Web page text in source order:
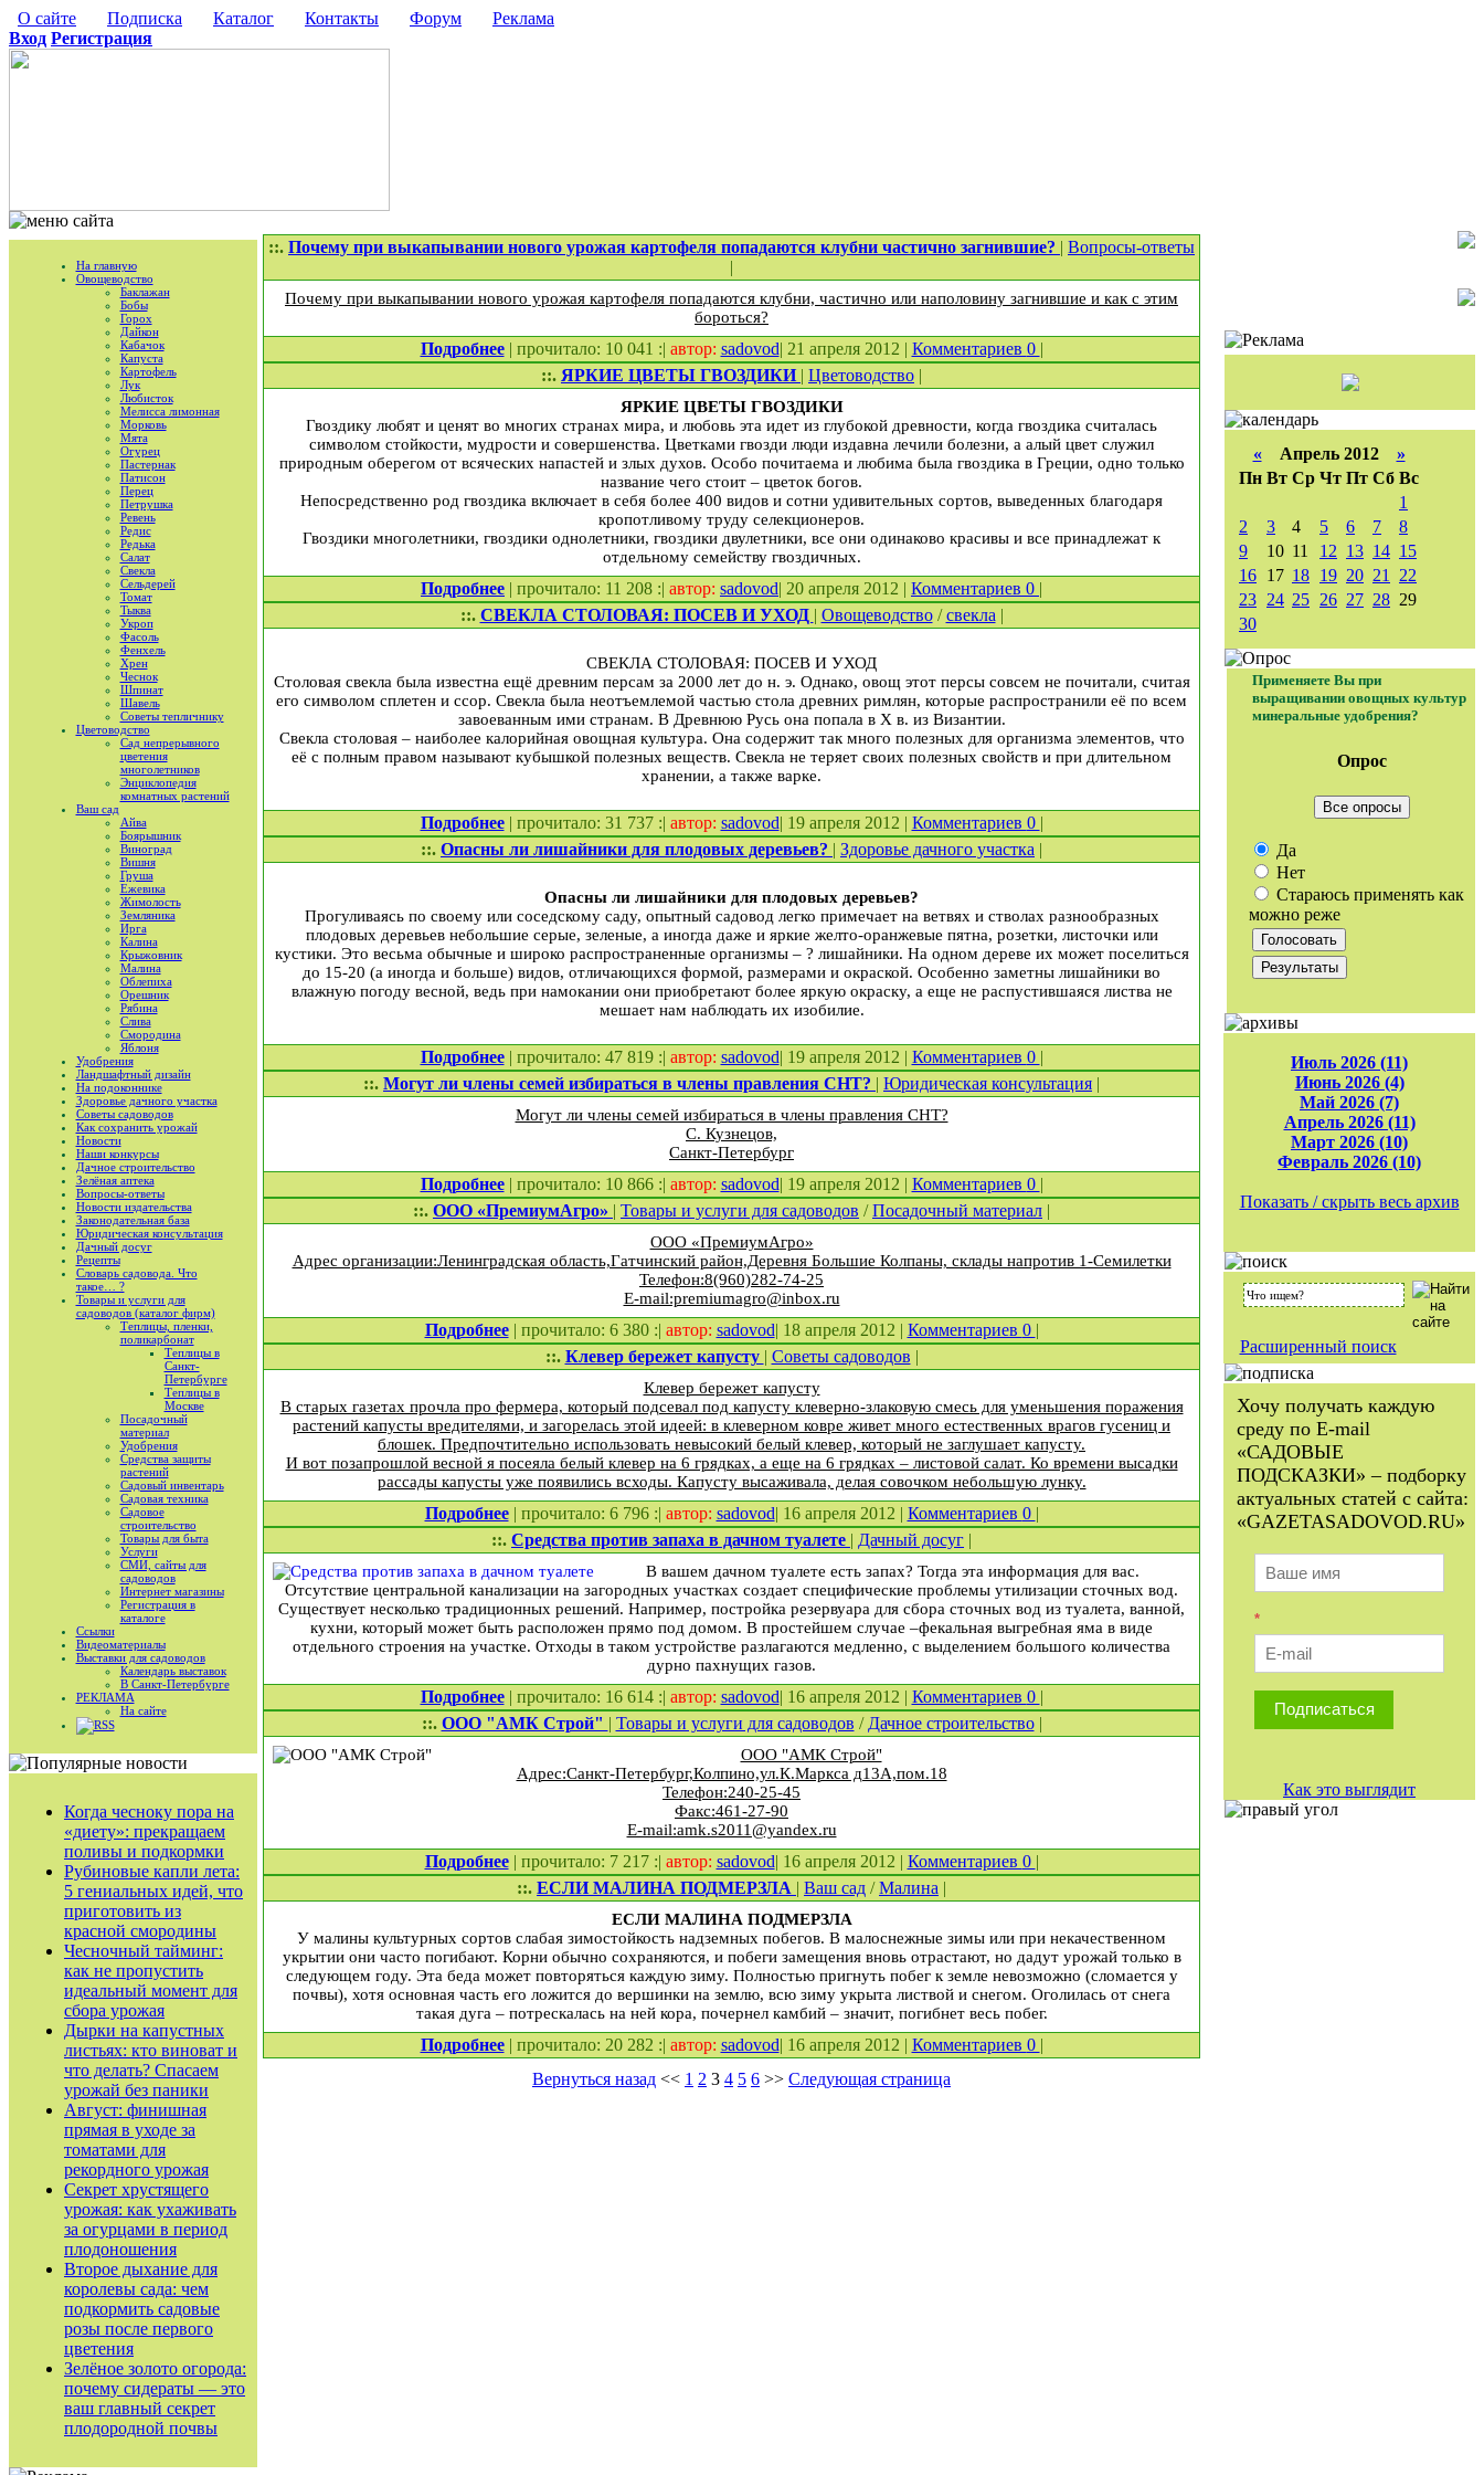
О сайте Подписка Каталог Контакты Форум
Реклама
Вход Регистрация
На главную
Овощеводство
Баклажан
Бобы
Горох
Дайкон
Кабачок
Капуста
Картофель
Лук
Любисток
Мелисса лимонная
Морковь
Мята
Огурец
Пастернак
Патисон
Перец
Петрушка
Ревень
Редис
Редька
Салат
Свекла
Сельдерей
Томат
Тыква
Укроп
Фасоль
Фенхель
Хрен
Чеснок
Шпинат
Шавель
Советы тепличнику
Цветоводство
Сад непрерывного
цветения
многолетников
Энциклопедия
комнатных растений
Ваш сад
Айва
Боярышник
Виноград
Вишня
Груша
Ежевика
Жимолость
Земляника
Ирга
Калина
Крыжовник
Малина
Облепиха
Орешник
Рябина
Слива
Смородина
Яблоня
Удобрения
Ландшафтный дизайн
На подоконнике
Здоровье дачного участка
Советы садоводов
Как сохранить урожай
Новости
Наши конкурсы
Дачное строительство
Зелёная аптека
Вопросы-ответы
Новости издательства
Законодательная база
Юридическая консультация
Дачный досуг
Рецепты
Словарь садовода. Что
такое… ?
Товары и услуги для
садоводов (каталог фирм)
Теплицы, пленки,
поликарбонат
Теплицы в
Санкт-
Петербурге
Теплицы в
Москве
Посадочный
материал
Удобрения
Средства защиты
растений
Садовый инвентарь
Садовая техника
Садовое
строительство
Товары для быта
Услуги
СМИ, сайты для
садоводов
Интернет магазины
Регистрация в
каталоге
Ссылки
Видеоматериалы
Выставки для садоводов
Календарь выставок
В Санкт-Петербурге
РЕКЛАМА
На сайте
RSS
Когда чесноку пора на
«диету»: прекращаем
поливы и подкормки
Рубиновые капли лета:
5 гениальных идей, что
приготовить из
красной смородины
Чесночный тайминг:
как не пропустить
идеальный момент для
сбора урожая
Дырки на капустных
листьях: кто виноват и
что делать? Спасаем
урожай без паники
Август: финишная
прямая в уходе за
томатами для
рекордного урожая
Секрет хрустящего
урожая: как ухаживать
за огурцами в период
плодоношения
Второе дыхание для
королевы сада: чем
подкормить садовые
розы после первого
цветения
Зелёное золото огорода:
почему сидераты — это
ваш главный секрет
плодородной почвы
::. Почему при выкапывании нового урожая картофеля попадаются клубни частично загнившие? | Вопросы-ответы
|
Почему при выкапывании нового урожая картофеля попадаются клубни, частично или наполовину загнившие и как с этим
бороться?
Подробнее| прочитало: 10 041 :| автор: sadovod| 21 апреля 2012 | Комментариев 0 |
::. ЯРКИЕ ЦВЕТЫ ГВОЗДИКИ | Цветоводство |
ЯРКИЕ ЦВЕТЫ ГВОЗДИКИ
Гвоздику любят и ценят во многих странах мира, и любовь эта идет из глубокой древности, когда гвоздика считалась
символом стойкости, мудрости и совершенства. Цветками гвозди люди издавна лечили болезни, а алый цвет служил
природным оберегом от всяческих напастей и злых духов. Особо почитаема и любима была гвоздика в Греции, одно только
название чего стоит – цветок богов.
Непосредственно род гвоздика включает в себя более 400 видов и сотни удивительных сортов, выведенных благодаря
кропотливому труду селекционеров.
Гвоздики многолетники, гвоздики однолетники, гвоздики двулетники, все они одинаково красивы и все принадлежат к
отдельному семейству гвоздичных.
Подробнее | прочитало: 11 208 :| автор: sadovod| 20 апреля 2012 | Комментариев 0 |
::. СВЕКЛА СТОЛОВАЯ: ПОСЕВ И УХОД | Овощеводство/свекла |
СВЕКЛА СТОЛОВАЯ: ПОСЕВ И УХОД
Столовая свекла была известна ещё древним персам за 2000 лет до н. э. Однако, овощ этот персы совсем не почитали, считая
его символом сплетен и ссор. Свекла была неотъемлемой частью стола древних римлян, которые распространили её по всем
завоеванным ими странам. В Древнюю Русь она попала в Х в. из Византии.
Свекла столовая – наиболее калорийная овощная культура. Она содержит так много полезных для организма элементов, что
её с полным правом называют кубышкой полезных веществ. Свекла не теряет своих полезных свойств и при длительном
хранении, а также варке.
Подробнее| прочитало: 31 737 :| автор: sadovod| 19 апреля 2012 | Комментариев 0 |
::. Опасны ли лишайники для плодовых деревьев? | Здоровье дачного участка |
Опасны ли лишайники для плодовых деревьев?
Прогуливаясь по своему или соседскому саду, опытный садовод легко примечает на ветвях и стволах разнообразных
плодовых деревьев небольшие серые, зеленые, а иногда даже и яркие желто-­оранжевые пятна, розетки, листочки или
кустики. Это весьма обычные и широко распространенные организмы – ? лишайники. На одном дереве их может поселиться
до 15-20 (а иногда и больше) видов, отличающихся формой, размерами и окраской. Особенно заметны лишайники во
влажную погоду весной, ведь при намокании они приобретают более яркую окраску, а еще не распустившаяся листва не
мешает нам наблюдать их изобилие.
Подробнее| прочитало: 47 819 :| автор: sadovod| 19 апреля 2012 | Комментариев 0 |
::. Могут ли члены семей избираться в члены правления СНТ? | Юридическая консультация |
Могут ли члены семей избираться в члены правления СНТ?
С. Кузнецов,
Санкт-Петербург
Подробнее| прочитало: 10 866 :| автор: sadovod| 19 апреля 2012 | Комментариев 0 |
::. ООО «ПремиумАгро» | Товары и услуги для садоводов /Посадочный материал |
ООО «ПремиумАгро»
Адрес организации:Ленинградская область,Гатчинский район,Деревня Большие Колпаны, склады напротив 1-Семилетки
Телефон:8(960)282-74-25
E-mail:premiumagro@inbox.ru
Подробнее| прочитало: 6 380 :| автор: sadovod| 18 апреля 2012 | Комментариев 0 |
::. Клевер бережет капусту | Советы садоводов |
Клевер бережет капусту
В старых газетах прочла про фермера, который подсевал под капусту клеверно-злаковую смесь для уменьшения поражения
растений капусты вредителями, и загорелась этой идеей: в клеверном ковре живет много естественных врагов гусениц и
блошек. Предпочтительно использовать невысокий белый клевер, который не заглушает капусту.
И вот позапрошлой весной я посеяла белый клевер на 6 грядках, а еще на 6 грядках – листовой салат. Ко времени высадки
рассады капусты уже появились всходы. Капусту высаживала, делая совочком небольшую лунку.
Подробнее| прочитало: 6 796 :| автор: sadovod| 16 апреля 2012 | Комментариев 0 |
::. Средства против запаха в дачном туалете | Дачный досуг |
В вашем дачном туалете есть запах? Тогда эта информация для вас.
Отсутствие центральной канализации на загородных участках создает специфические проблемы утилизации сточных вод.
Существует несколько традиционных решений. Например, постройка резервуара для сбора сточных вод из туалета, ванной,
кухни, который может быть расположен прямо под домом. В простейшем случае –фекальная выгребная яма в виде
отдельного строения на участке. Отходы в таком устройстве разлагаются медленно, с выделением большого количества
дурно пахнущих газов.
Подробнее| прочитало: 16 614 :| автор: sadovod| 16 апреля 2012 | Комментариев 0 |
::. ООО "АМК Строй" | Товары и услуги для садоводов / Дачное строительство|
ООО "АМК Строй"
Адрес:Санкт-Петербург,Колпино,ул.К.Маркса д13А,пом.18
Телефон:240-25-45
Факс:461-27-90
E-mail:amk.s2011@yandex.ru
Подробнее| прочитало: 7 217 :| автор: sadovod| 16 апреля 2012 | Комментариев 0 |
::. ЕСЛИ МАЛИНА ПОДМЕРЗЛА | Ваш сад /Малина |
ЕСЛИ МАЛИНА ПОДМЕРЗЛА
У малины культурных сортов слабая зимостойкость надземных побегов. В малоснежные зимы или при некачественном
укрытии они часто погибают. Корни обычно сохраняются, и побеги замещения вновь отрастают, но дадут урожай только в
следующем году. Эта беда может повторяться каждую зиму. Полностью пригнуть побег к земле невозможно (сломается у
почвы), хотя основная часть его ложится до вершинки на землю, всю зиму укрыта листвой и снегом. Оголилась от снега
такая дуга – потрескалась на ней кора, почернел камбий – значит, погибнет весь побег.
Подробнее| прочитало: 20 282 :| автор: sadovod| 16 апреля 2012 | Комментариев 0 |
Вернуться назад << 1 2 3 4 5 6 >> Следующая страница
«Апрель 2012 »
Пн Вт Ср Чт Пт Сб Вс
1
2
3 4 5 6 7
8
9
10 11 12 13 14 15
16 17 18 19 20 21
22
23 24 25 26 27 28 29
30
Применяете Вы при
выращивании овощных культур
минеральные удобрения?
Опрос
Все опросы
Да
Нет
Стараюсь применять как
можно реже
Июль 2026 (11)
Июнь 2026 (4)
Май 2026 (7)
Апрель 2026 (11)
Март 2026 (10)
Февраль 2026 (10)
Показать / скрыть весь архив
Расширенный поиск
Хочу получать каждую
среду по E-mail
«САДОВЫЕ
ПОДСКАЗКИ» – подборку
актуальных статей с сайта:
«GAZETASADOVOD.RU»
*
Подписаться
Как это выглядит